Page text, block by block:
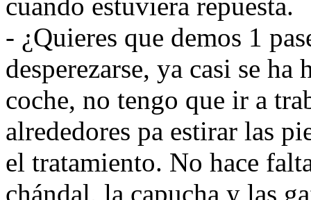
- ¿Quieres que demos 1
desperezarse, ya casi se
coche, no tengo que ir a
alrededores pa estirar las
el tratamiento. No hace
chándal, la capucha y las